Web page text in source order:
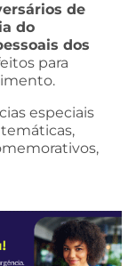
de
do
dos
para
especiais